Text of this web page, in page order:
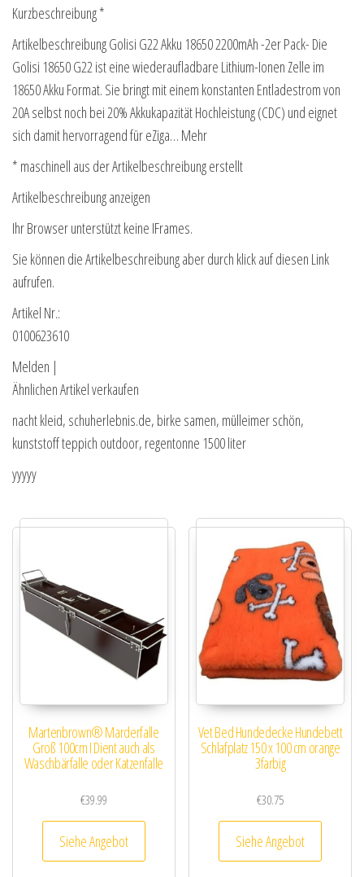
Kurzbeschreibung *
Artikelbeschreibung Golisi G22 Akku 18650 2200mAh -2er Pack- Die
Golisi 18650 G22 ist eine wiederaufladbare Lithium-Ionen Zelle im
18650 Akku Format. Sie bringt mit einem konstanten Entladestrom von
20A selbst noch bei 20% Akkukapazität Hochleistung (CDC) und eignet
sich damit hervorragend für eZiga… Mehr
* maschinell aus der Artikelbeschreibung erstellt
Artikelbeschreibung anzeigen
Ihr Browser unterstützt keine IFrames.
Sie können die Artikelbeschreibung aber durch klick auf diesen Link
aufrufen.
Artikel Nr.:
0100623610
Melden |
Ähnlichen Artikel verkaufen
nacht kleid, schuherlebnis.de, birke samen, mülleimer schön,
kunststoff teppich outdoor, regentonne 1500 liter
yyyyy
Martenbrown® Marderfalle
Groß 100cm I Dient auch als
Waschbärfalle oder Katzenfalle
€39.99
Siehe Angebot
Vet Bed Hundedecke Hundebett
Schlafplatz 150 x 100 cm orange
3farbig
€30.75
Siehe Angebot